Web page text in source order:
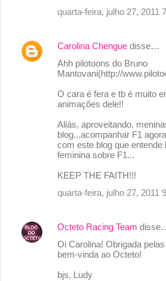
quarta-feira, julho 27, 2011
Carolina Chengue disse…
Ahh pilotoons do Bruno
Mantovani(http://
O cara é fera e tb é muito
animações dele!!
Aliás, aproveitando,
blog...acompanhar F1
com este blog que entende
feminina sobre F1...
KEEP THE FAITH!!!
quarta-feira, julho 27, 2011
Octeto Racing Team
Oi Carolina! Obrigada
bem-vinda ao Octeto!
bjs, Ludy